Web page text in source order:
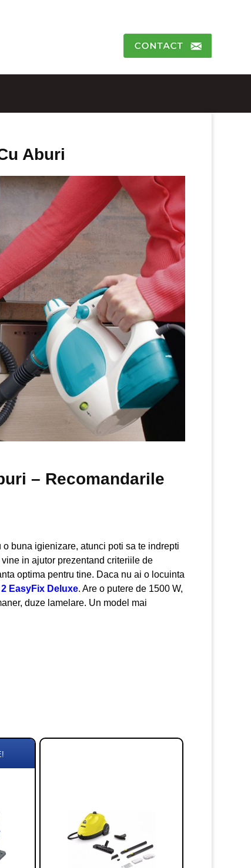
Aburi
– Recomandarile
buna igienizare, atunci poti sa te indrepti
in ajutor prezentand criteriile de
optima pentru tine. Daca nu ai o locuinta
EasyFix Deluxe. Are o putere de 1500 W,
duze lamelare. Un model mai